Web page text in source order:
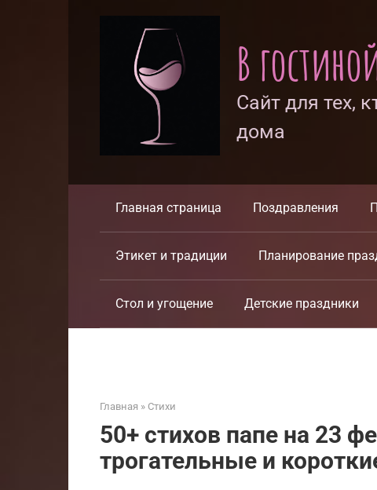
В
Сайт для тех,
дома
Главная страница Поздравления
Этикет и традиции Планирование
Стол и угощение Детские праздники
Главная » Стихи
50+ стихов папе на 23
трогательные и